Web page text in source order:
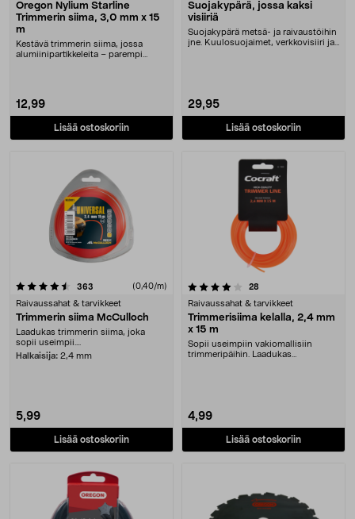
Oregon Nylium Starline
Trimmerin siima, 3,0 mm x 15
m
Kestävä trimmerin siima, jossa
alumiinipartikkeleita – parempi
12,99
Lisää ostoskoriin
Suojakypärä, jossa kaksi
visiiriä
Suojakypärä metsä- ja raivaustöihin
jne. Kuulosuojaimet, verkkovisiiri ja
29,95
Lisää ostoskoriin
363 (0,40/m)
Raivaussahat & tarvikkeet
Trimmerin siima McCulloch
Laadukas trimmerin siima, joka
sopii useimpii....
Halkaisija: 2,4 mm
5,99
Lisää ostoskoriin
4.0 viidestä tähdestä 28
Raivaussahat & tarvikkeet
Trimmerisiima kelalla, 2,4 mm
x 15 m
Sopii useimpiin vakiomallisiin
trimmeripäihin. Laadukas
4,99
Lisää ostoskoriin